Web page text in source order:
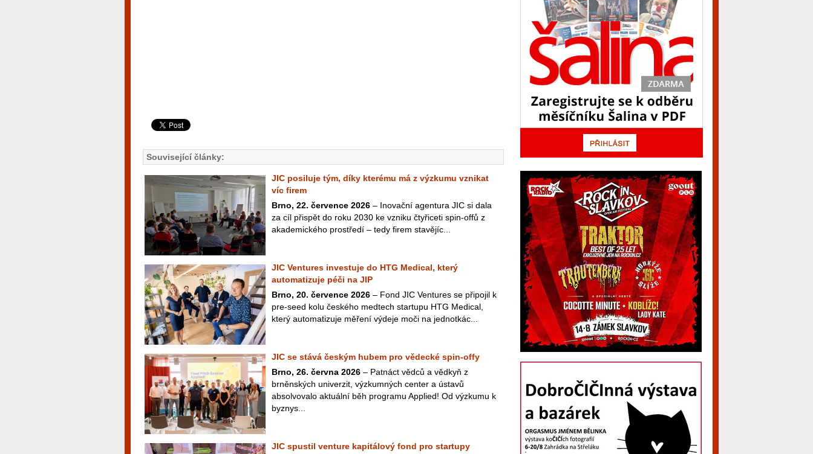
Související články:
JIC posiluje tým, díky kterému má z výzkumu vznikat
víc firem
Brno, 22. července 2026 – Inovační agentura JIC si dala
za cíl přispět do roku 2030 ke vzniku čtyřiceti spin-offů z
akademického prostředí – tedy firem stavějíc...
JIC Ventures investuje do HTG Medical, který
automatizuje péči na JIP
Brno, 20. července 2026 – Fond JIC Ventures se připojil k
pre-seed kolu českého medtech startupu HTG Medical,
který automatizuje měření výdeje moči na jednotkác...
JIC se stává českým hubem pro vědecké spin-offy
Brno, 26. června 2026 – Patnáct vědců a vědkyň z
brněnských univerzit, výzkumných center a ústavů
absolvovalo aktuální běh programu Applied! Od výzkumu k
byznys...
JIC spustil venture kapitálový fond pro startupy